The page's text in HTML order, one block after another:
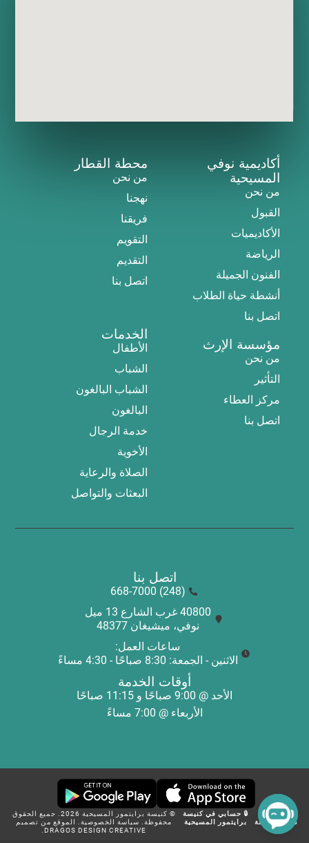
أكاديمية نوفي
المسيحية
من نحن
القبول
الأكاديميات
الرياضة
الفنون الجميلة
أنشطة حياة الطلاب
اتصل بنا
محطة القطار
من نحن
نهجنا
فريقنا
التقويم
التقديم
اتصل بنا
مؤسسة الإرث
من نحن
التأثير
مركز العطاء
اتصل بنا
الخدمات
الأطفال
الشباب
الشباب البالغون
البالغون
خدمة الرجال
الأخوية
الصلاة والرعاية
البعثات والتواصل
اتصل بنا
(248) 668-7000
40800 غرب الشارع 13 ميل
نوفي، ميشيغان 48377
ساعات العمل:
الاثنين - الجمعة: 8:30 صباحًا - 4:30 مساءً
أوقات الخدمة
الأحد @ 9:00 صباحًا و 11:15 صباحًا
الأربعاء @ 7:00 مساءً
🎸 تسجيل
دخول الجوقة
🔒 حسابي في كنيسة
برايتمور المسيحية
© كنيسة برايتمور المسيحية 2026. جميع الحقوق
محفوظة. سياسة الخصوصية. الموقع من تصميم
DRAGOS DESIGN CREATIVE.